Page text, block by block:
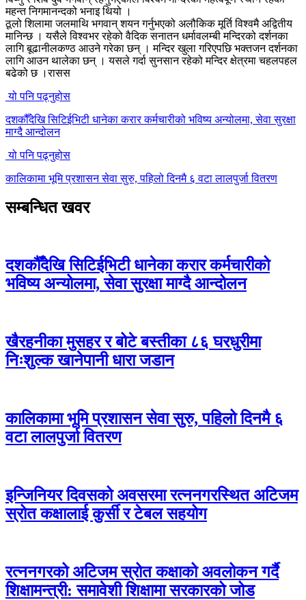
महन्त निगमानन्दको भनाइ थियो ।
ठूलो शिलामा जलमाथि भगवान् शयन गर्नुभएको अलौकिक मूर्ति विश्वमै अद्वितीय
मानिन्छ । यसैले विश्वभर रहेको वैदिक सनातन धर्मावलम्बी मन्दिरको दर्शनका
लागि बूढानीलकण्ठ आउने गरेका छन् । मन्दिर खुला गरिएपछि भक्तजन दर्शनका
लागि आउन थालेका छन् । यसले गर्दा सुनसान रहेको मन्दिर क्षेत्रमा चहलपहल
बढेको छ ।रासस
यो पनि पढ्नुहोस
दशकौँदेखि सिटिईभिटी धानेका करार कर्मचारीको भविष्य अन्योलमा, सेवा सुरक्षा
माग्दै आन्दोलन
यो पनि पढ्नुहोस
कालिकामा भूमि प्रशासन सेवा सुरु, पहिलो दिनमै ६ वटा लालपुर्जा वितरण
सम्बन्धित खवर
दशकौँदेखि सिटिईभिटी धानेका करार कर्मचारीको
भविष्य अन्योलमा, सेवा सुरक्षा माग्दै आन्दोलन
खैरहनीका मुसहर र बोटे बस्तीका ८६ घरधुरीमा
निःशुल्क खानेपानी धारा जडान
कालिकामा भूमि प्रशासन सेवा सुरु, पहिलो दिनमै ६
वटा लालपुर्जा वितरण
इन्जिनियर दिवसको अवसरमा रत्ननगरस्थित अटिजम
स्रोत कक्षालाई कुर्सी र टेबल सहयोग
रत्ननगरको अटिजम स्रोत कक्षाको अवलोकन गर्दै
शिक्षामन्त्री: समावेशी शिक्षामा सरकारको जोड